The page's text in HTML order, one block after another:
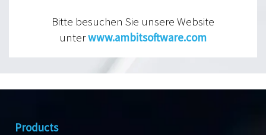
Bitte besuchen Sie unsere Website
unterwww.ambitsoftware.com
Products